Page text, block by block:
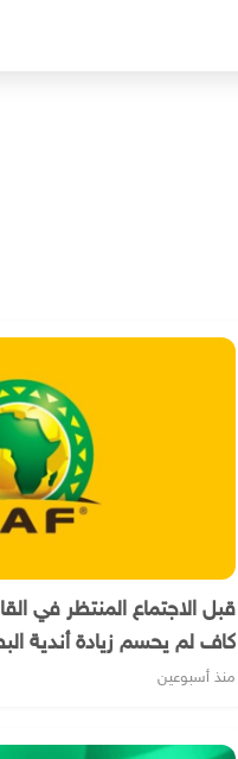
قبل الاجتماع المنتظر في
كاف لم يحسم زيادة أندية
منذ أسبوعين